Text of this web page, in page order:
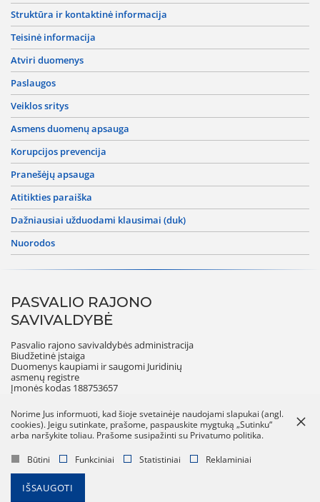
struktūra ir kontaktinė informacija
teisinė informacija
atviri duomenys
paslaugos
veiklos sritys
asmens duomenų apsauga
korupcijos prevencija
pranešėjų apsauga
atitikties paraiška
dažniausiai užduodami klausimai (duk)
nuorodos
PASVALIO RAJONO
SAVIVALDYBĖ
Pasvalio rajono savivaldybės administracija
Biudžetinė įstaiga
Duomenys kaupiami ir saugomi Juridinių
asmenų registre
Įmonės kodas 188753657
Darbo laikas
Pirmadieniais–ketvirtadieniais 8.00–17.00 val.
Penktadieniais 8.00–15.45 val.
Pietų pertrauka 12.00–12.45 val.
Norime Jus informuoti, kad šioje svetainėje naudojami slapukai (angl.
cookies). Jeigu sutinkate, prašome, paspauskite mygtuką „Sutinku“
arba naršykite toliau. Prašome susipažinti su Privatumo politika.
Būtini Funkciniai Statistiniai Reklaminiai
IŠSAUGOTI